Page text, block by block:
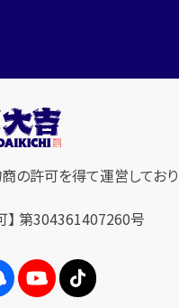
の許可を得て運営しており
】 第304361407260号